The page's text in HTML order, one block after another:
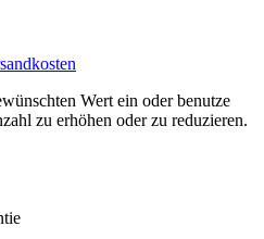
Wert ein oder benutze
zu erhöhen oder zu reduzieren.